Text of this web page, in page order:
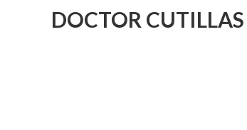
DOCTOR CUTILLAS